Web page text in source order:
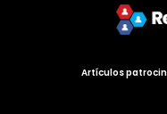
Artículos